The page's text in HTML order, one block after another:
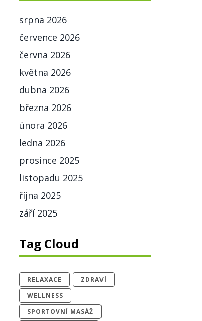
srpna 2026
července 2026
června 2026
května 2026
dubna 2026
března 2026
února 2026
ledna 2026
prosince 2025
listopadu 2025
října 2025
září 2025
Tag Cloud
RELAXACE
ZDRAVÍ
WELLNESS
SPORTOVNÍ MASÁŽ